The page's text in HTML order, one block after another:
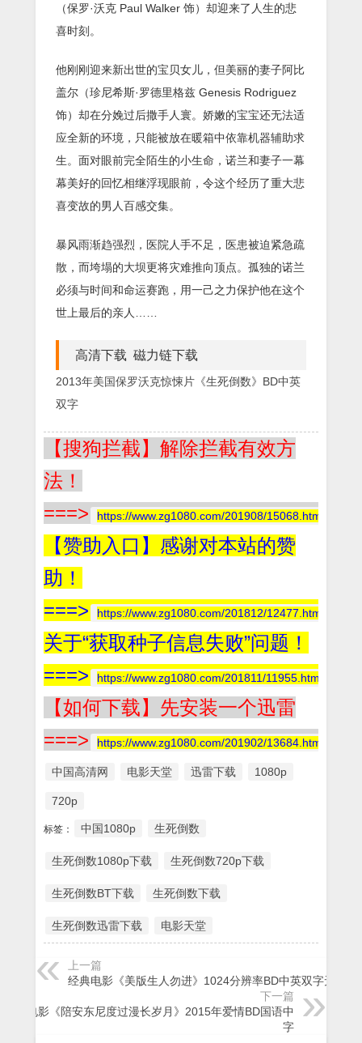
（保罗·沃克 Paul Walker 饰）却迎来了人生的悲
喜时刻。
他刚刚迎来新出世的宝贝女儿，但美丽的妻子阿比
盖尔（珍尼希斯·罗德里格兹 Genesis Rodriguez
饰）却在分娩过后撒手人寰。娇嫩的宝宝还无法适
应全新的环境，只能被放在暖箱中依靠机器辅助求
生。面对眼前完全陌生的小生命，诺兰和妻子一幕
幕美好的回忆相继浮现眼前，令这个经历了重大悲
喜变故的男人百感交集。
暴风雨渐趋强烈，医院人手不足，医患被迫紧急疏
散，而垮塌的大坝更将灾难推向顶点。孤独的诺兰
必须与时间和命运赛跑，用一己之力保护他在这个
世上最后的亲人……
高清下载 磁力链下载
2013年美国保罗沃克惊悚片《生死倒数》BD中英
双字
【搜狗拦截】解除拦截有效方
法！
===>
https://www.zg1080.com/201908/15068.html
【赞助入口】感谢对本站的赞
助！
===>
https://www.zg1080.com/201812/12477.html
关于“获取种子信息失败”问题！
===>
https://www.zg1080.com/201811/11955.html
【如何下载】先安装一个迅雷
===>
https://www.zg1080.com/201902/13684.html
中国高清网 电影天堂 迅雷下载 1080p
720p
标签： 中国1080p 生死倒数
生死倒数1080p下载 生死倒数720p下载
生死倒数BT下载 生死倒数下载
生死倒数迅雷下载 电影天堂
上一篇
经典电影《美版生人勿进》1024分辨率BD中英双字无水印
下一篇
经典电影《陪安东尼度过漫长岁月》2015年爱情BD国语中
字